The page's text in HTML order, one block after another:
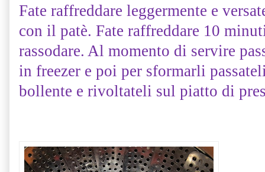
Fate raffreddare leggermente e
con il patè. Fate raffreddare 10
rassodare. Al momento di servire
in freezer e poi per sformarli
bollente e rivoltateli sul piatto di